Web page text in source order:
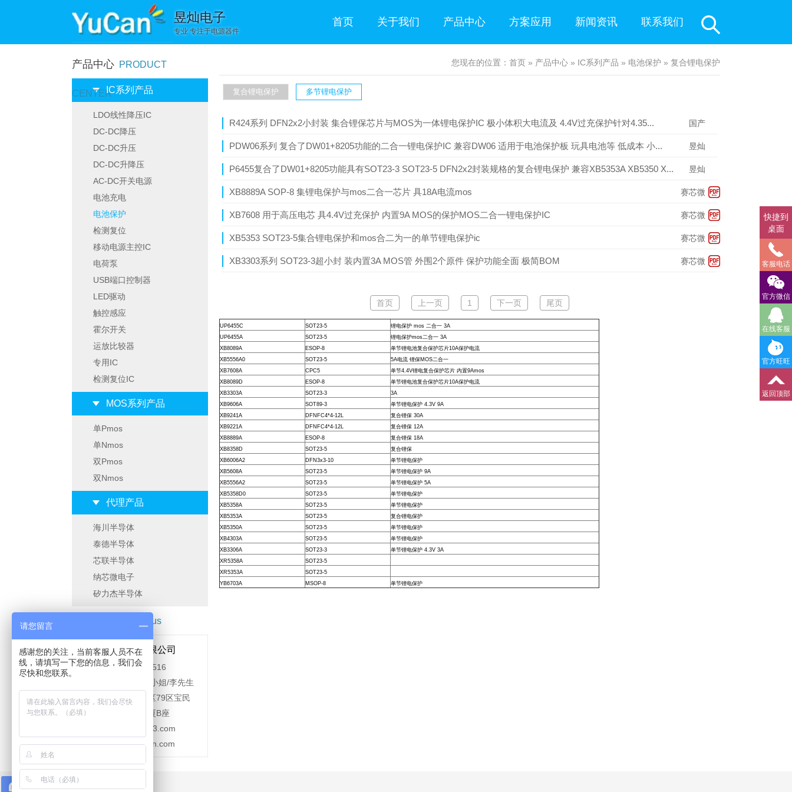
昱灿电子
专业 专注于电源器件
首页 关于我们 产品中心 方案应用 新闻资讯 联系我们
快捷到
桌面
客服电话
官方微信
在线客服
官方旺旺
返回顶部
产品中心 PRODUCT
CENTERIC系列产品
LDO线性降压IC
DC-DC降压
DC-DC升压
DC-DC升降压
AC-DC开关电源
电池充电
电池保护
检测复位
移动电源主控IC
电荷泵
USB端口控制器
LED驱动
触控感应
霍尔开关
运放比较器
专用IC
检测复位IC
MOS系列产品
单Pmos
单Nmos
双Pmos
双Nmos
代理产品
海川半导体
泰德半导体
芯联半导体
纳芯微电子
矽力杰半导体
contact us
深圳昱灿电子有限公司
电话：0755-27933516
联系人：石先生/谭小姐/李先生
地址：深圳市宝安区79区宝民
二路好运来商务大厦B座
E-mail：sz.shi@163.com
网址：www.szyucan.com
您现在的位置： 首页 » 产品中心 » IC系列产品 » 电池保护 » 复合锂电保护
复合锂电保护 多节锂电保护
R424系列 DFN2x2小封装 集合锂保芯片与MOS为一体锂电保护IC 极小体积大电流及 4.4V过充保护针对4.35... 国产
PDW06系列 复合了DW01+8205功能的二合一锂电保护IC 兼容DW06 适用于电池保护板 玩具电池等 低成本 小... 昱灿
P6455复合了DW01+8205功能具有SOT23-3 SOT23-5 DFN2x2封装规格的复合锂电保护 兼容XB5353A XB5350 X... 昱灿
XB8889A SOP-8 集锂电保护与mos二合一芯片 具18A电流mos 赛芯微
XB7608 用于高压电芯 具4.4V过充保护 内置9A MOS的保护MOS二合一锂电保护IC 赛芯微
XB5353 SOT23-5集合锂电保护和mos合二为一的单节锂电保护ic 赛芯微
XB3303系列 SOT23-3超小封 装内置3A MOS管 外围2个原件 保护功能全面 极简BOM 赛芯微
首页 上一页 1 下一页 尾页
UP6455C SOT23-5
锂电保护 mos 二合一 3A
UP6455A
SOT23-5
锂电保护mos二合一 3A
XB8089A
ESOP-8
单节锂电池复合保护芯片10A保护电流
XB5556A0
SOT23-5
5A电流 锂保MOS二合一
XB7608A
CPC5
单节4.4V锂电复合保护芯片 内置9Amos
XB8089D
ESOP-8
单节锂电池复合保护芯片10A保护电流
XB3303A
SOT23-3
3A
XB9606A
SOT89-3
单节锂电保护 4.3V 9A
XB9241A
DFNFC4*4-12L
复合锂保 30A
XB9221A
DFNFC4*4-12L
复合锂保 12A
XB8889A
ESOP-8
复合锂保 18A
XB8358D
SOT23-5
复合锂保
XB6006A2
DFN3x3-10
单节锂电保护
XB5608A
SOT23-5
单节锂电保护 9A
XB5556A2
SOT23-5
单节锂电保护 5A
XB5358D0
SOT23-5
单节锂电保护
XB5358A
SOT23-5
单节锂电保护
XB5353A
SOT23-5
复合锂电保护
XB5350A
SOT23-5
单节锂电保护
XB4303A
SOT23-5
单节锂电保护
XB3306A
SOT23-3
单节锂电保护 4.3V 3A
XR5358A
SOT23-5
XR5353A
SOT23-5
YB6703A
MSOP-8 单节锂电保护
在线咨询
请您留言
感谢您的关注，当前客服人员不在
线，请填写一下您的信息，我们会
尽快和您联系。